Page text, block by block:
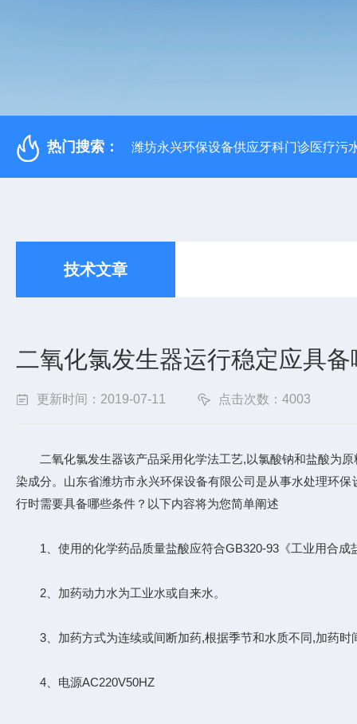
热门搜索： 潍坊永兴环保设备供应牙科门诊医疗污
技术文章
二氧化氯发生器运行稳定应具
更新时间：2019-07-11 点击次数：4003
二氧化氯发生器该产品采用化学法工艺,以氯酸钠和盐酸为原
染成分。山东省潍坊市永兴环保设备有限公司是从事水处理环
行时需要具备哪些条件？以下内容将为您简单阐述
1、使用的化学药品质量盐酸应符合GB320-93《工业用合成
2、加药动力水为工业水或自来水。
3、加药方式为连续或间断加药,根据季节和水质不同,加药时
4、电源AC220V50HZ